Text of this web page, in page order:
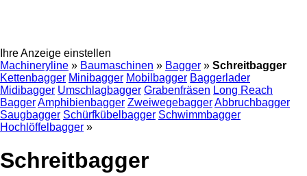
Ihre Anzeige einstellen
Machineryline » Baumaschinen » Bagger » Schreitbagger
Kettenbagger Minibagger Mobilbagger Baggerlader
Midibagger Umschlagbagger Grabenfräsen Long Reach
BaggerAmphibienbagger ZweiwegebaggerAbbruchbagger
Saugbagger Schürfkübelbagger Schwimmbagger
Hochlöffelbagger »
Schreitbagger